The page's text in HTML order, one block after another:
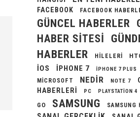
FACEBOOK FACEBOOK
GÜNCEL HABERLER
HABER SITESI
HABERLER
HILELERI
IOS IPHONE 7 IPHONE 7 PLUS
MICROSOFT NEDIR NOTE 7
HABERLERI
PC PLAYSTATION 4
GO
SAMSUNG SAMSUNG